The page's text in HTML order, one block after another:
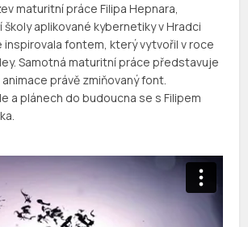
maturitní práce Filipa Hepnara,
aplikované kybernetiky v Hradci
inspirovala fontem, který vytvořil v roce
Samotná maturitní práce představuje
právě zmiňovaný font.
a plánech do budoucna se s Filipem